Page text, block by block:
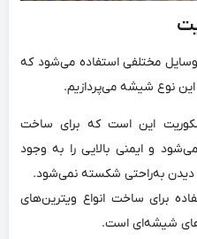
مختلفی استفاده می‌شود که
این نوع شیشه می‌پردازیم.
این است که برای ساخت
و ایمنی بالایی را به وجود
به‌راحتی شکسته نمی‌شود.
برای ساخت انواع ویترین‌های
شیشه‌ای است.